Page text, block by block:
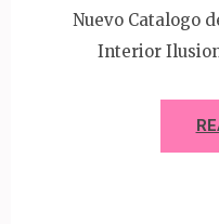
Nuevo Catalogo
Interior